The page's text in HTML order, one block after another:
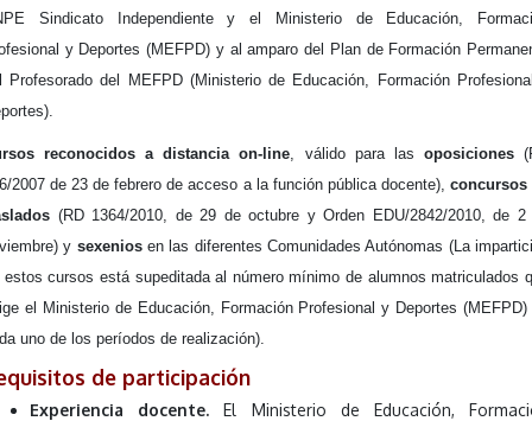
Sindicato Independiente y el Ministerio de Educación,
y Deportes (MEFPD) y al amparo del Plan de Formación
Profesorado del MEFPD (Ministerio de Educación, Formación
reconocidos a distancia on-line, válido para las oposiciones
2007 de 23 de febrero de acceso a la función pública docente), concursos
(RD 1364/2010, de 29 de octubre y Orden EDU/2842/2010, de 2
y sexeniosen las diferentes Comunidades Autónomas (La
estos cursos está supeditada al número mínimo de alumnos matriculados
el Ministerio de Educación, Formación Profesional y Deportes (MEFPD)
uno de los períodos de realización).
de participación
Experiencia docente. El Ministerio de Educación,